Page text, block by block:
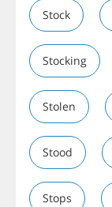
Stock
Stocking
Stolen
Stood
Stops